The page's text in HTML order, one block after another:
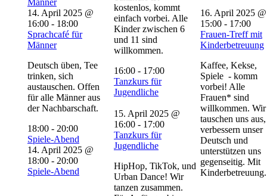
Männer
14. April 2025 @
16:00 - 18:00
Sprachcafé für
Männer
Deutsch üben, Tee
trinken, sich
austauschen. Offen
für alle Männer aus
der Nachbarschaft.
18:00 - 20:00
Spiele-Abend
14. April 2025 @
18:00 - 20:00
Spiele-Abend
kostenlos, kommt
einfach vorbei. Alle
Kinder zwischen 6
und 11 sind
willkommen.
16:00 - 17:00
Tanzkurs für
Jugendliche
15. April 2025 @
16:00 - 17:00
Tanzkurs für
Jugendliche
HipHop, TikTok, und
Urban Dance! Wir
tanzen zusammen.
16. April 2025 @
15:00 - 17:00
Frauen-Treff mit
Kinderbetreuung
Kaffee, Kekse,
Spiele - komm
vorbei! Alle
Frauen* sind
willkommen. Wir
tauschen uns aus,
verbessern unser
Deutsch und
unterstützen uns
gegenseitig. Mit
Kinderbetreuung.